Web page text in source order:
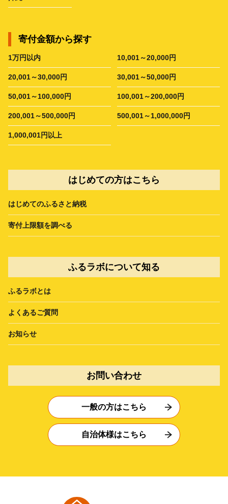
寄付金額から探す
1万円以内 10,001～20,000円
20,001～30,000円 30,001～50,000円
50,001～100,000円 100,001～200,000円
200,001～500,000円 500,001～1,000,000円
1,000,001円以上
はじめての方はこちら
はじめてのふるさと納税
寄付上限額を調べる
ふるラボについて知る
ふるラボとは
よくあるご質問
お知らせ
お問い合わせ
一般の方はこちら
自治体様はこちら